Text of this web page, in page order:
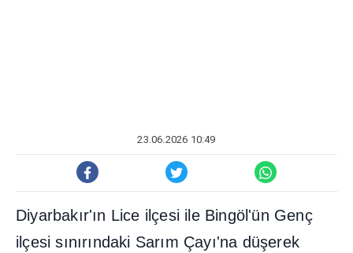
23.06.2026 10:49
Diyarbakır'ın Lice ilçesi ile Bingöl'ün Genç
ilçesi sınırındaki Sarım Çayı'na düşerek